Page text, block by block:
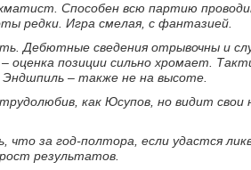
Способен всю партию
редки. Игра смелая, с фантазией.
Дебютные сведения отрывочны и
оценка позиции сильно хромает.
Эндшпиль – также не на высоте.
как Юсупов, но видит
что за год-полтора, если удастся
результатов.